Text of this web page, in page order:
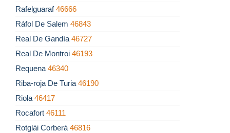
Rafelguaraf46666
Ráfol De Salem 46843
Real De Gandía 46727
Real De Montroi 46193
Requena 46340
Riba-roja De Turia 46190
Riola 46417
Rocafort 46111
Rotglài Corberà 46816